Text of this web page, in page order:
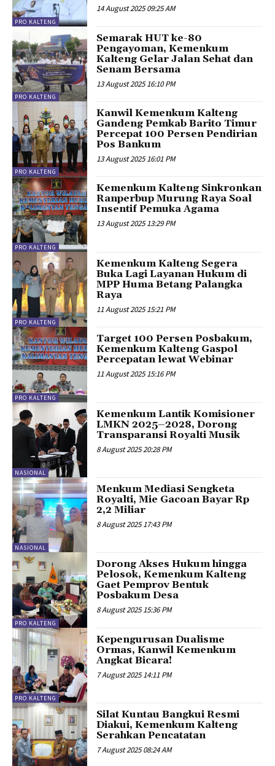
PRO KALTENG
14 August 2025 09:25 AM
PRO KALTENG
Semarak HUT ke-80
Pengayoman, Kemenkum
Kalteng Gelar Jalan Sehat dan
Senam Bersama
13 August 2025 16:10 PM
PRO KALTENG
Kanwil Kemenkum Kalteng
Gandeng Pemkab Barito Timur
Percepat 100 Persen Pendirian
Pos Bankum
13 August 2025 16:01 PM
PRO KALTENG
Kemenkum Kalteng Sinkronkan
Ranperbup Murung Raya Soal
Insentif Pemuka Agama
13 August 2025 13:29 PM
PRO KALTENG
Kemenkum Kalteng Segera
Buka Lagi Layanan Hukum di
MPP Huma Betang Palangka
Raya
11 August 2025 15:21 PM
PRO KALTENG
Target 100 Persen Posbakum,
Kemenkum Kalteng Gaspol
Percepatan lewat Webinar
11 August 2025 15:16 PM
NASIONAL
Kemenkum Lantik Komisioner
LMKN 2025–2028, Dorong
Transparansi Royalti Musik
8 August 2025 20:28 PM
NASIONAL
Menkum Mediasi Sengketa
Royalti, Mie Gacoan Bayar Rp
2,2 Miliar
8 August 2025 17:43 PM
PRO KALTENG
Dorong Akses Hukum hingga
Pelosok, Kemenkum Kalteng
Gaet Pemprov Bentuk
Posbakum Desa
8 August 2025 15:36 PM
PRO KALTENG
Kepengurusan Dualisme
Ormas, Kanwil Kemenkum
Angkat Bicara!
7 August 2025 14:11 PM
Silat Kuntau Bangkui Resmi
Diakui, Kemenkum Kalteng
Serahkan Pencatatan
7 August 2025 08:24 AM